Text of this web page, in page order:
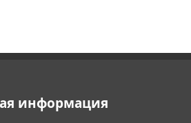
информация